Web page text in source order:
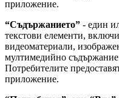
приложение.
“Съдържанието” - един
текстови елементи,
видеоматериали,
мултимедийно
Потребителите
приложение.